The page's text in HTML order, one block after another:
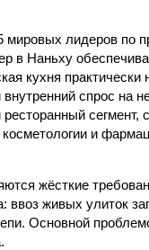
мировых лидеров по
в Наньху
кухня
спрос на
сегмент,
и
жёсткие
ввоз живых улиток
Основной